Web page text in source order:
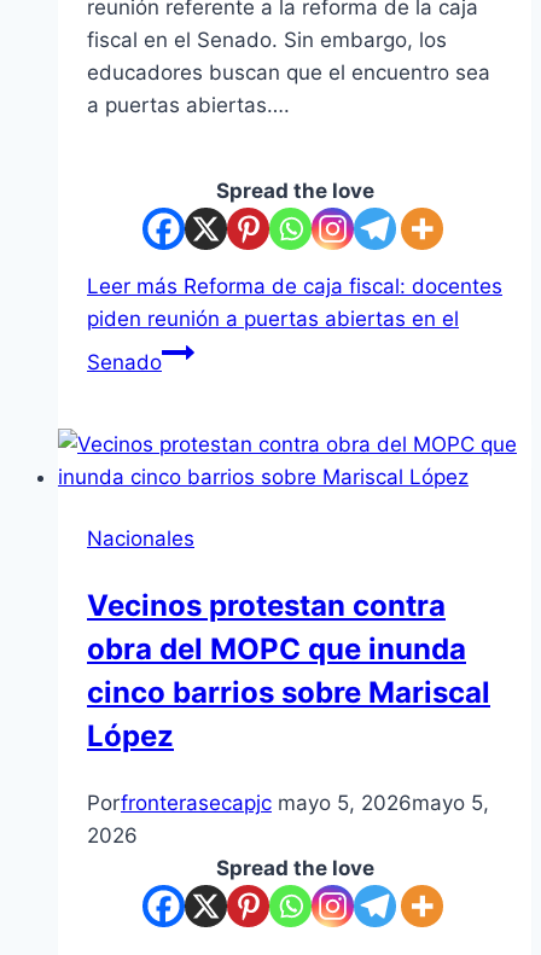
reunión referente a la reforma de la caja
fiscal en el Senado. Sin embargo, los
educadores buscan que el encuentro sea
a puertas abiertas….
Spread the love
Leer más Reforma de caja fiscal: docentes
piden reunión a puertas abiertas en el
Senado
Nacionales
Vecinos protestan contra
obra del MOPC que inunda
cinco barrios sobre Mariscal
López
Porfronterasecapjc mayo 5, 2026mayo 5,
2026
Spread the love